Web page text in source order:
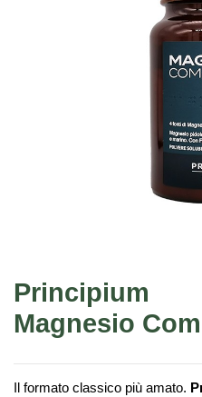
Principium
Magnesio
Il formato classico più amato.